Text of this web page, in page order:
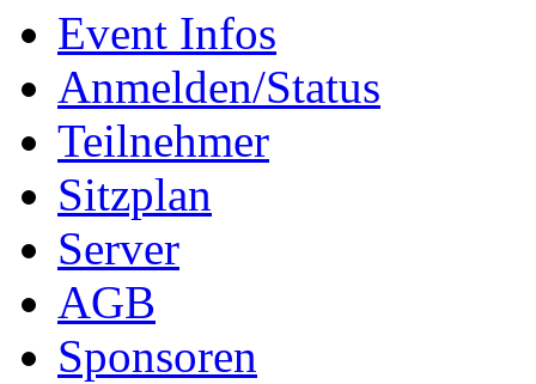
Event Infos
Anmelden/Status
Teilnehmer
Sitzplan
Server
AGB
Sponsoren